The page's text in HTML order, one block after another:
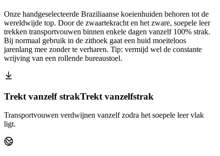
Onze handgeselecteerde Braziliaanse koeienhuiden behoren tot de
wereldwijde top. Door de zwaartekracht en het zware, soepele leer
trekken transportvouwen binnen enkele dagen vanzelf 100% strak.
Bij normaal gebruik in de zithoek gaat een huid moeiteloos
jarenlang mee zonder te verharen. Tip: vermijd wel de constante
wrijving van een rollende bureaustoel.
Trekt vanzelf strakTrekt vanzelfstrak
Transportvouwen verdwijnen vanzelf zodra het soepele leer vlak
ligt.